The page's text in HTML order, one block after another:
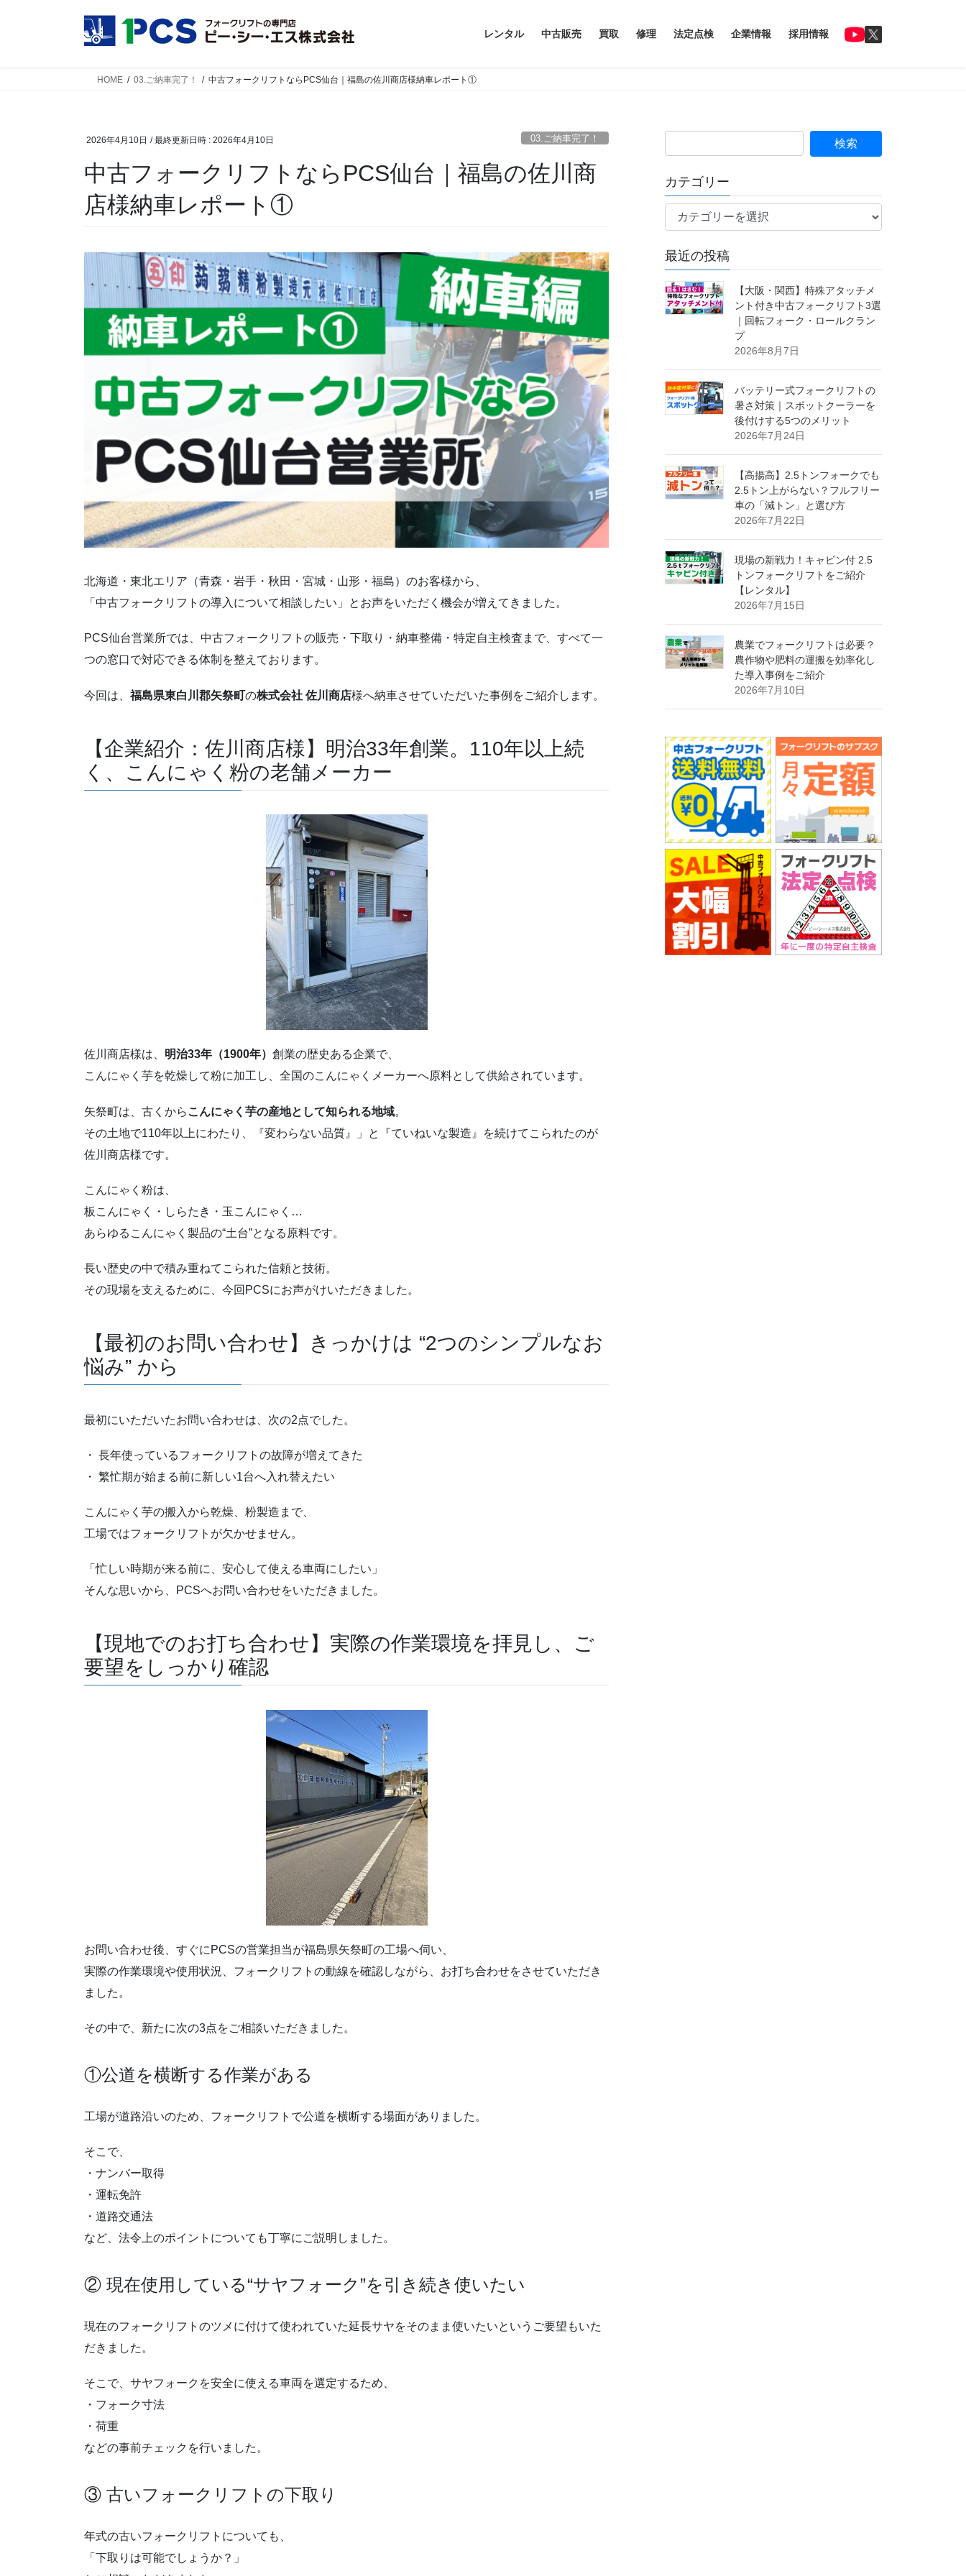
レンタル 中古販売 買取 修理 法定点検 企業情報 採用情報
HOME 03.ご納車完了！ 中古フォークリフトならPCS仙台｜福島の佐川商店様納車レポート①
2026年4月10日 / 最終更新日時 : 2026年4月10日 03.ご納車完了！
中古フォークリフトならPCS仙台｜福島の佐川商
店様納車レポート①
北海道・東北エリア（青森・岩手・秋田・宮城・山形・福島）のお客様から、
「中古フォークリフトの導入について相談したい」とお声をいただく機会が増えてきました。
PCS仙台営業所では、中古フォークリフトの販売・下取り・納車整備・特定自主検査まで、すべて一
つの窓口で対応できる体制を整えております。
今回は、 福島県東白川郡矢祭町の株式会社 佐川商店様へ納車させていただいた事例をご紹介します。
【企業紹介：佐川商店様】明治33年創業。110年以上続
く、こんにゃく粉の老舗メーカー
佐川商店様は、 明治33年（1900年） 創業の歴史ある企業で、
こんにゃく芋を乾燥して粉に加工し、全国のこんにゃくメーカーへ原料として供給されています。
矢祭町は、古くから こんにゃく芋の産地として知られる地域。
その土地で110年以上にわたり、『変わらない品質』」と『ていねいな製造』を続けてこられたのが
佐川商店様です。
こんにゃく粉は、
板こんにゃく・しらたき・玉こんにゃく…
あらゆるこんにゃく製品の“土台”となる原料です。
長い歴史の中で積み重ねてこられた信頼と技術。
その現場を支えるために、今回PCSにお声がけいただきました。
【最初のお問い合わせ】きっかけは “2つのシンプルなお
悩み” から
最初にいただいたお問い合わせは、次の2点でした。
・ 長年使っているフォークリフトの故障が増えてきた
・ 繁忙期が始まる前に新しい1台へ入れ替えたい
こんにゃく芋の搬入から乾燥、粉製造まで、
工場ではフォークリフトが欠かせません。
「忙しい時期が来る前に、安心して使える車両にしたい」
そんな思いから、PCSへお問い合わせをいただきました。
【現地でのお打ち合わせ】実際の作業環境を拝見し、ご
要望をしっかり確認
お問い合わせ後、すぐにPCSの営業担当が福島県矢祭町の工場へ伺い、
実際の作業環境や使用状況、フォークリフトの動線を確認しながら、お打ち合わせをさせていただき
ました。
その中で、新たに次の3点をご相談いただきました。
①公道を横断する作業がある
工場が道路沿いのため、フォークリフトで公道を横断する場面がありました。
そこで、
・ナンバー取得
・運転免許
・道路交通法
など、法令上のポイントについても丁寧にご説明しました。
② 現在使用している“サヤフォーク”を引き続き使いたい
現在のフォークリフトのツメに付けて使われていた延長サヤをそのまま使いたいというご要望もいた
だきました。
そこで、サヤフォークを安全に使える車両を選定するため、
・フォーク寸法
・荷重
などの事前チェックを行いました。
③ 古いフォークリフトの下取り
年式の古いフォークリフトについても、
「下取りは可能でしょうか？」
カテゴリー
テ
リ
ー
最近の投稿
【大阪・関西】特殊アタッチメ
ント付き中古フォークリフト3選
｜回転フォーク・ロールクラン
プ
2026年8月7日
バッテリー式フォークリフトの
暑さ対策｜スポットクーラーを
後付けする5つのメリット
2026年7月24日
【高揚高】2.5トンフォークでも
2.5トン上がらない？フルフリー
車の「減トン」と選び方
2026年7月22日
現場の新戦力！キャビン付 2.5
トンフォークリフトをご紹介
【レンタル】
2026年7月15日
農業でフォークリフトは必要？
農作物や肥料の運搬を効率化し
た導入事例をご紹介
2026年7月10日